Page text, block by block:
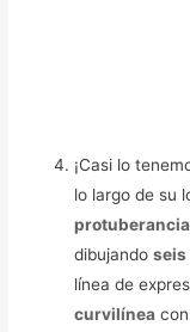
¡Casi lo
lo largo de su
dibujandoseis
línea de
curvilínea